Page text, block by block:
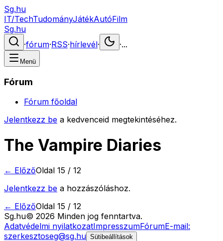
Sg.hu
IT/TechTudományJátékAutóFilm
Sg.hu
·fórum·RSS·hírlevél· ·...
Menü
Fórum
Fórum főoldal
Jelentkezz be a kedvenceid megtekintéséhez.
The Vampire Diaries
← ElőzőOldal 15 / 12
Jelentkezz be a hozzászóláshoz.
← ElőzőOldal 15 / 12
Sg.hu© 2026 Minden jog fenntartva.
Adatvédelmi nyilatkozatImpresszumFórumE-mail:
szerkesztoseg@sg.hu Sütibeállítások